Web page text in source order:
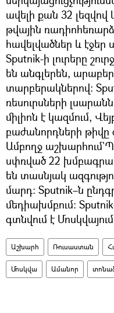
ավելի քան 32
թվային
հավելվածներ և էջեր
Sputnik-ի լուրերը
են անգլերեն,
տարբերակներով:
ռեսուրսների
միլիոն է կազմում,
բաժանորդների թիվը
Ամբողջ
սփռված 22
են տասնյակ
մարդ։ Sputnik–ն
մեդիախմբում։
գտնվում է
Աշխարհ Ռուսաստան
Մոսկվա Ամանոր